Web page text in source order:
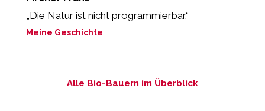
„Die Natur ist nicht programmierbar.“
Meine Geschichte
Alle Bio-Bauern im Überblick